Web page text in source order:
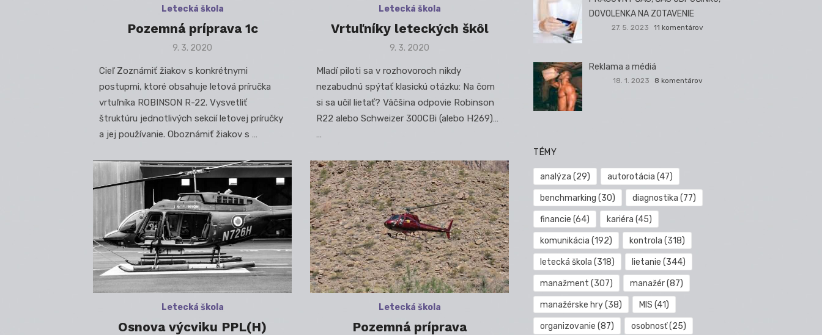
Letecká škola
Pozemná príprava 1c
Posted
9. 3. 2020
Cieľ Zoznámiť žiakov s konkrétnymi
postupmi, ktoré obsahuje letová príručka
vrtuľníka ROBINSON R-22. Vysvetliť
štruktúru jednotlivých sekcií letovej príručky
a jej používanie. Oboznámiť žiakov s …
Letecká škola
Vrtuľníky leteckých škôl
Posted
9. 3. 2020
Mladí piloti sa v rozhovoroch nikdy
nezabudnú spýtať klasickú otázku: Na čom
si sa učil lietať? Väčšina odpovie Robinson
R22 alebo Schweizer 300CBi (alebo H269)…
…
Letecká škola
Osnova výcviku PPL(H)
Letecká škola
Pozemná príprava
DOVOLENKA NA ZOTAVENIE
27. 5. 2023 11 komentárov
Reklama a médiá
18. 1. 2023 8 komentárov
TÉMY
analýza (29) autorotácia (47)
benchmarking (30) diagnostika (77)
financie (64) kariéra (45)
komunikácia (192) kontrola (318)
letecká škola (318) lietanie (344)
manažment (307) manažér(87)
manažérske hry(38) MIS (41)
organizovanie (87) osobnosť(25)